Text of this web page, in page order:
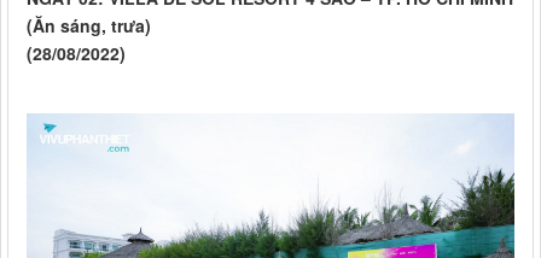
(Ăn sáng, trưa)
(28/08/2022)